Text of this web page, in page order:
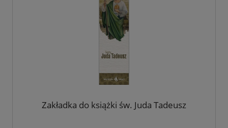
Zakładka do książki św. Juda Tadeusz